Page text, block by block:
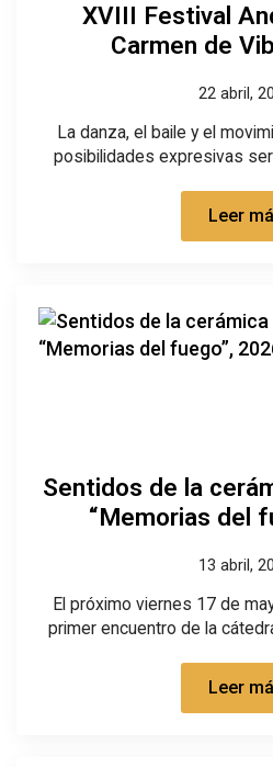
XVIII Festival
Carmen de
22 abril,
La danza, el baile y el
posibilidades expresivas
Leer
Sentidos de la
“Memorias del
13 abril,
El próximo viernes 17 de
primer encuentro de la
Leer